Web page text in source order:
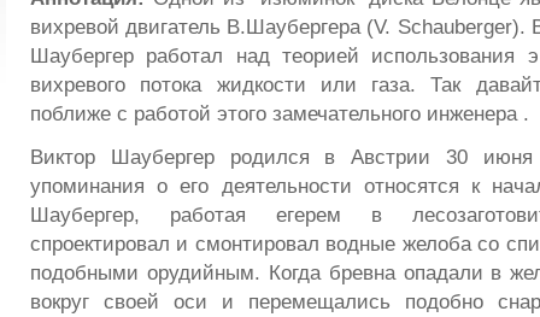
вихревой двигатель В.Шаубергера (V. Schauberger).
Шаубергер работал над теорией использования
вихревого потока жидкости или газа. Так
поближе с работой этого замечательного инженера .
Виктор Шаубергер родился в Австрии 30
упоминания о его деятельности относятся к
Шаубергер, работая егерем в
спроектировал и смонтировал водные желоба со
подобными орудийным. Когда бревна опадали в
вокруг своей оси и перемещались подобно